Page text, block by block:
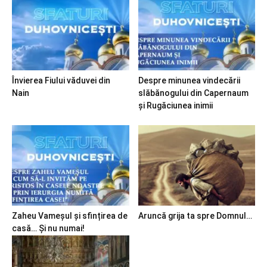
Învierea Fiului văduvei din
Nain
Despre minunea vindecării
slăbănogului din Capernaum
și Rugăciunea inimii
Zaheu Vameșul și sfințirea de
casă… Și nu numai!
Aruncă grija ta spre Domnul…